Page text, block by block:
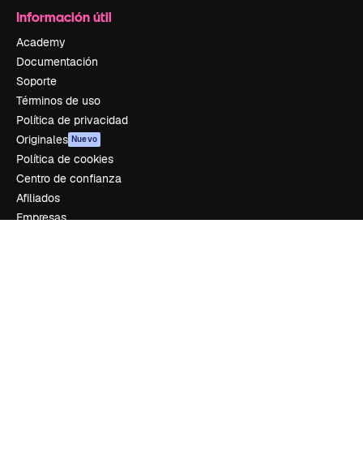
Información útil
Academy
Documentación
Soporte
Términos de uso
Política de privacidad
Originales Nuevo
Política de cookies
Centro de confianza
Afiliados
Empresas